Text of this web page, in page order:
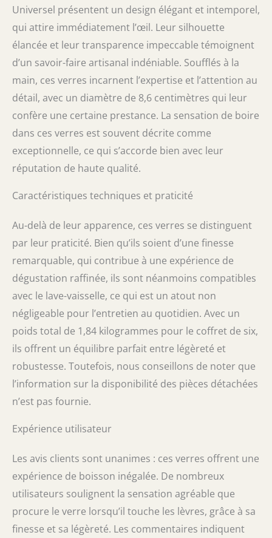
Universel présentent un design élégant et intemporel,
qui attire immédiatement l’œil. Leur silhouette
élancée et leur transparence impeccable témoignent
d’un savoir-faire artisanal indéniable. Soufflés à la
main, ces verres incarnent l’expertise et l’attention au
détail, avec un diamètre de 8,6 centimètres qui leur
confère une certaine prestance. La sensation de boire
dans ces verres est souvent décrite comme
exceptionnelle, ce qui s’accorde bien avec leur
réputation de haute qualité.
Caractéristiques techniques et praticité
Au-delà de leur apparence, ces verres se distinguent
par leur praticité. Bien qu’ils soient d’une finesse
remarquable, qui contribue à une expérience de
dégustation raffinée, ils sont néanmoins compatibles
avec le lave-vaisselle, ce qui est un atout non
négligeable pour l’entretien au quotidien. Avec un
poids total de 1,84 kilogrammes pour le coffret de six,
ils offrent un équilibre parfait entre légèreté et
robustesse. Toutefois, nous conseillons de noter que
l’information sur la disponibilité des pièces détachées
n’est pas fournie.
Expérience utilisateur
Les avis clients sont unanimes : ces verres offrent une
expérience de boisson inégalée. De nombreux
utilisateurs soulignent la sensation agréable que
procure le verre lorsqu’il touche les lèvres, grâce à sa
finesse et sa légèreté. Les commentaires indiquent